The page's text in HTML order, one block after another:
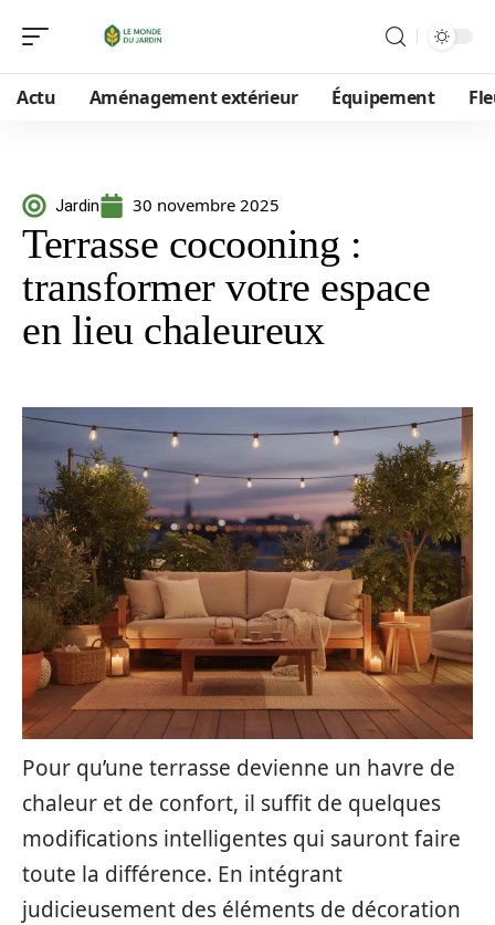
Actu Aménagement extérieur Équipement
Jardin 30 novembre 2025
Terrasse cocooning :
transformer votre espace
en lieu chaleureux
Pour qu’une terrasse devienne un havre de
chaleur et de confort, il suffit de quelques
modifications intelligentes qui sauront faire
toute la différence. En intégrant
judicieusement des éléments de décoration